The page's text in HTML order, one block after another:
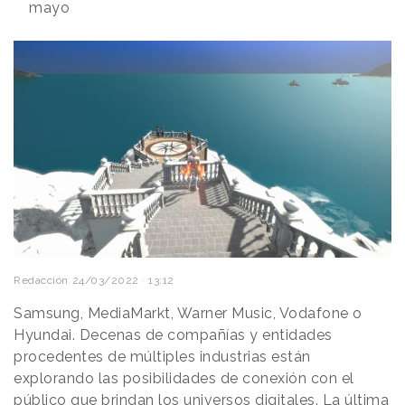
mayo
Redacción 24/03/2022 · 13:12
Samsung, MediaMarkt, Warner Music, Vodafone o
Hyundai. Decenas de compañías y entidades
procedentes de múltiples industrias están
explorando las posibilidades de conexión con el
público que brindan los universos digitales. La última